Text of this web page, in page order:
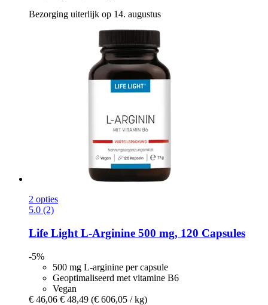
Bezorging uiterlijk op 14. augustus
2 opties
5.0 (2)
Life Light L-​Arginine 500 mg, 120 Capsules
-5%
500 mg L-arginine per capsule
Geoptimaliseerd met vitamine B6
Vegan
€ 46,06 € 48,49 (€ 606,05 / kg)